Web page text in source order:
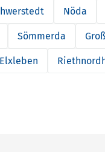
Nöda
Sömmerda
Elxleben